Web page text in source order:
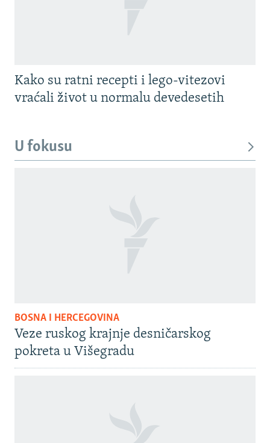
Kako su ratni recepti i lego-vitezovi
vraćali život u normalu devedesetih
U fokusu
BOSNA I HERCEGOVINA
Veze ruskog krajnje desničarskog
pokreta u Višegradu